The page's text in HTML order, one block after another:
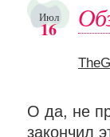
Июл
16
О да, не
закончил